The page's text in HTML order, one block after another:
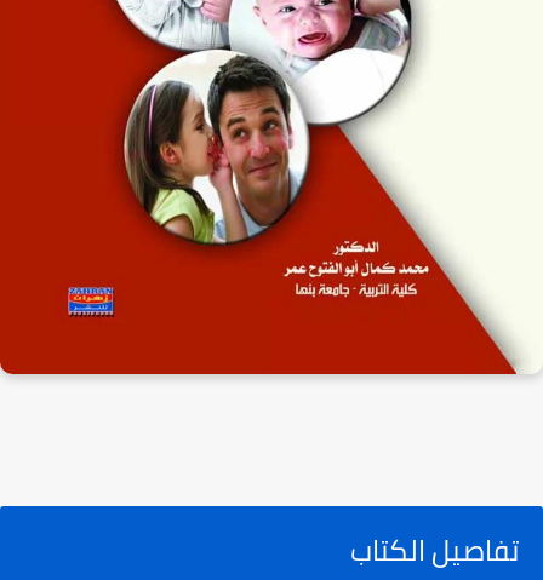
تفاصيل الكتاب